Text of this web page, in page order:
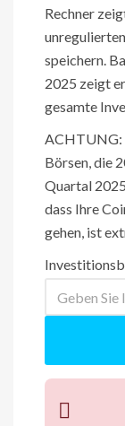
Rechner
speichern.
2025 zeigt
gesamte
ACHTUNG:
Börsen, die
Quartal
dass Ihre
gehen, ist